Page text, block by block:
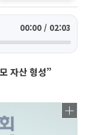
00:00 / 02:03
자산 형성”